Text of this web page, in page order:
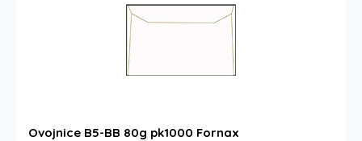
Ovojnice B5-BB 80g pk1000 Fornax